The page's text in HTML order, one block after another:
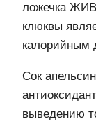
ложечка
клюквы
калорийным
Сок
выведению